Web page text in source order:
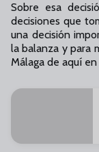
Sobre esa
decisiones que
una decisión
la balanza y para
Málaga de aquí